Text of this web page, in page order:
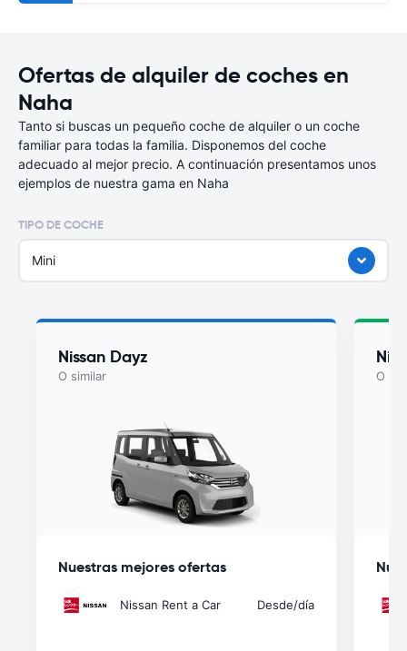
Ofertas de alquiler de coches en
Naha
Tanto si buscas un pequeño coche de alquiler o un coche
familiar para todas la familia. Disponemos del coche
adecuado al mejor precio. A continuación presentamos unos
ejemplos de nuestra gama en Naha
TIPO DE COCHE
Mini
Nissan Dayz
O similar
Nuestras mejores ofertas
Nissan Rent a Car Desde/día
O